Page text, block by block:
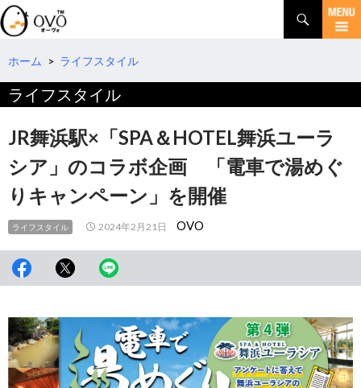
検
索
コ
テ
ツ
へ
動
ホーム > ライフスタイル
ライフスタイル
JR舞浜駅×「SPA＆HOTEL舞浜ユーラ
シア」のコラボ企画 「電車で湯めぐ
りキャンペーン」を開催
ライフスタイル 2024年2月21日 OVO